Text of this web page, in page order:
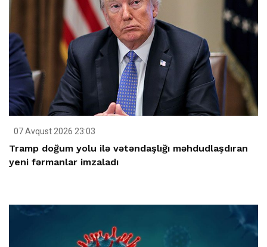
07 Avqust 2026 23:03
Tramp doğum yolu ilə vətəndaşlığı məhdudlaşdıran
yeni fərmanlar imzaladı